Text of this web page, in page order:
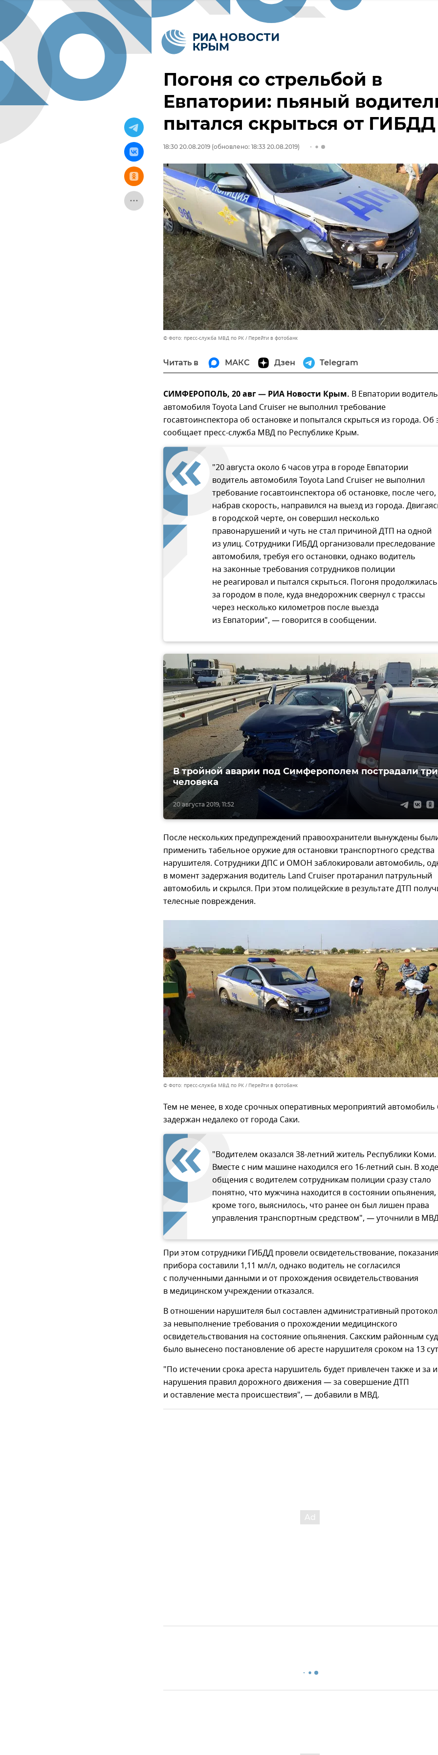
Погоня со стрельбой в
Евпатории: пьяный
пытался скрыться от ГИБДД
18:30 20.08.2019 (обновлено: 18:33 20.08.2019)
© Фото: пресс-служба МВД по РК Перейти в фотобанк
Читать в МАКС Дзен Telegram
СИМФЕРОПОЛЬ, 20 авг — РИА Новости Крым. В Евпатории водитель
автомобиля Toyota Land Cruiser не выполнил требование
госавтоинспектора об остановке и попытался скрыться из города. Об
сообщает пресс-служба МВД по Республике Крым.
"20 августа около 6 часов утра в городе Евпатории
водитель автомобиля Toyota Land Cruiser не выполнил
требование госавтоинспектора об остановке, после чего,
набрав скорость, направился на выезд из города.
в городской черте, он совершил несколько
правонарушений и чуть не стал причиной ДТП на одной
из улиц. Сотрудники ГИБДД организовали преследование
автомобиля, требуя его остановки, однако водитель
на законные требования сотрудников полиции
не реагировал и пытался скрыться. Погоня продолжилась
за городом в поле, куда внедорожник свернул с трассы
через несколько километров после выезда
из Евпатории", — говорится в сообщении.
20 августа 2019, 11:52
В тройной аварии под Симферополем пострадали три
человека
После нескольких предупреждений правоохранители вынуждены
применить табельное оружие для остановки транспортного средства
нарушителя. Сотрудники ДПС и ОМОН заблокировали автомобиль,
в момент задержания водитель Land Cruiser протаранил патрульный
автомобиль и скрылся. При этом полицейские в результате ДТП
телесные повреждения.
© Фото: пресс-служба МВД по РК Перейти в фотобанк
Тем не менее, в ходе срочных оперативных мероприятий
задержан недалеко от города Саки.
"Водителем оказался 38-летний житель Республики Коми.
Вместе с ним машине находился его 16-летний сын. В ходе
общения с водителем сотрудникам полиции сразу стало
понятно, что мужчина находится в состоянии опьянения,
кроме того, выяснилось, что ранее он был лишен права
управления транспортным средством", — уточнили в
При этом сотрудники ГИБДД провели освидетельствование,
прибора составили 1,11 мл/л, однако водитель не согласился
с полученными данными и от прохождения освидетельствования
в медицинском учреждении отказался.
В отношении нарушителя был составлен административный протокол
за невыполнение требования о прохождении медицинского
освидетельствования на состояние опьянения. Сакским районным
было вынесено постановление об аресте нарушителя сроком на 13
"По истечении срока ареста нарушитель будет привлечен также и за
нарушения правил дорожного движения — за совершение ДТП
и оставление места происшествия", — добавили в МВД.